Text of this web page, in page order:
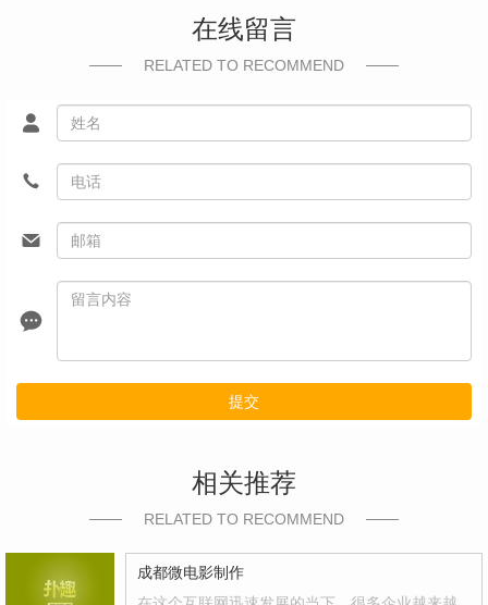
在线留言
RELATED TO RECOMMEND
提交
相关推荐
RELATED TO RECOMMEND
成都微电影制作